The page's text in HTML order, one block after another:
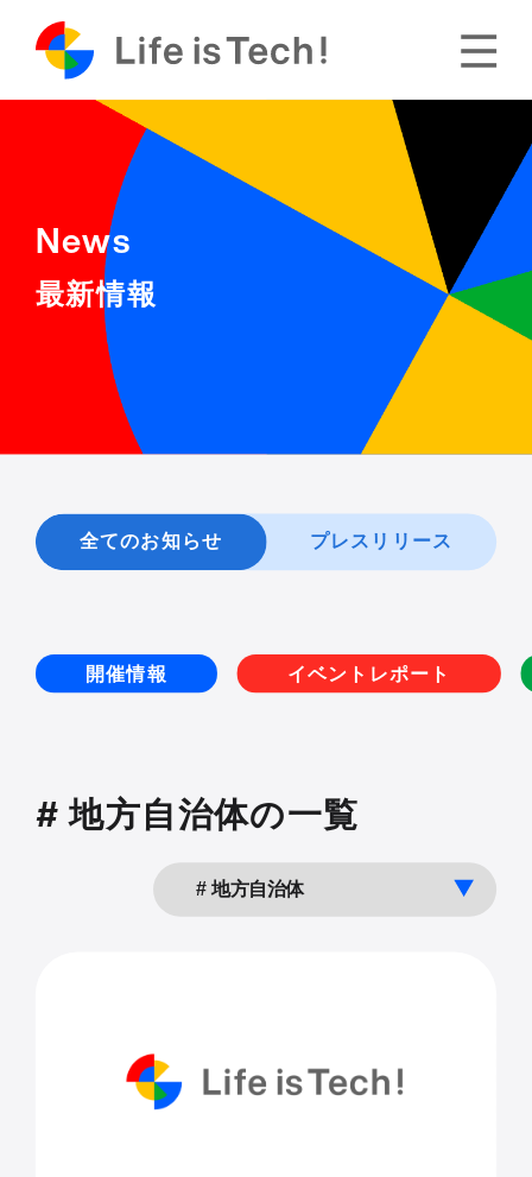
News
最新情報
全てのお知らせ プレスリリース
開催情報 イベントレポート
# 地方自治体の一覧